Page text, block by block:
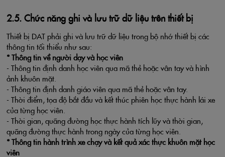
2.5. Chức năng ghi và lưu trữ dữ liệu trên thiết bị
Thiết bị DAT phải ghi và lưu trữ dữ liệu trong bộ nhớ thiết bị các
thông tin tối thiểu như sau:
* Thông tin về người dạy và học viên
- Thông tin định danh học viên qua mã thẻ hoặc vân tay và hình
ảnh khuôn mặt.
- Thông tin định danh giáo viên qua mã thẻ hoặc vân tay.
- Thời điểm, tọa độ bắt đầu và kết thúc phiên học thực hành lái xe
của từng học viên.
- Thời gian, quãng đường học thực hành tích lũy và thời gian,
quãng đường thực hành trong ngày của từng học viên.
* Thông tin hành trình xe chạy và kết quả xác thực khuôn mặt học
viên